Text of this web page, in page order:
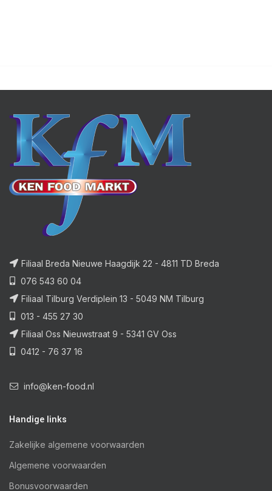
Filiaal Breda Nieuwe Haagdijk 22 - 4811 TD Breda
076 543 60 04
Filiaal Tilburg Verdiplein 13 - 5049 NM Tilburg
013 - 455 27 30
Filiaal Oss Nieuwstraat 9 - 5341 GV Oss
0412 - 76 37 16
info@ken-food.nl
Handige links
Zakelijke algemene voorwaarden
Algemene voorwaarden
Bonusvoorwaarden